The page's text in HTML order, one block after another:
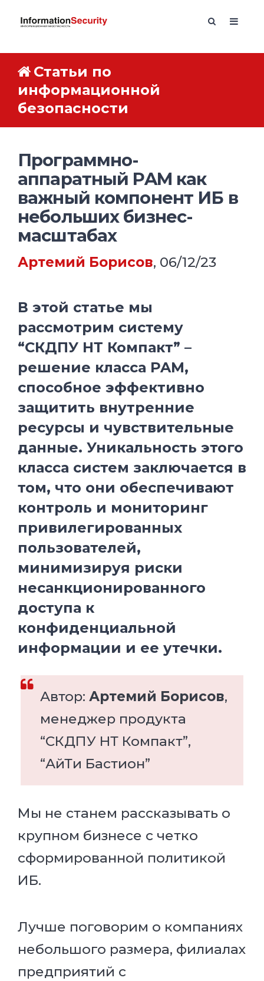
Статьи по
информационной
безопасности
Программно-
аппаратный PAM как
важный компонент ИБ в
небольших бизнес-
масштабах
Артемий Борисов, 06/12/23
В этой статье мы
рассмотрим систему
“СКДПУ НТ Компакт” –
решение класса PAM,
способное эффективно
защитить внутренние
ресурсы и чувствительные
данные. Уникальность этого
класса систем заключается в
том, что они обеспечивают
контроль и мониторинг
привилегированных
пользователей,
минимизируя риски
несанкционированного
доступа к
конфиденциальной
информации и ее утечки.
Автор: Артемий Борисов,
менеджер продукта
“СКДПУ НТ Компакт”,
“АйТи Бастион”
Мы не станем рассказывать о
крупном бизнесе с четко
сформированной политикой
ИБ.
Лучше поговорим о компаниях
небольшого размера, филиалах
предприятий с